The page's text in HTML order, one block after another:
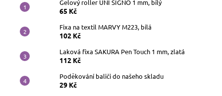
Gelový roller UNI SIGNO 1 mm, bílý
65 Kč
Fixa na textil MARVY M223, bílá
102 Kč
Laková fixa SAKURA Pen Touch 1 mm, zlatá
112 Kč
Poděkování baliči do našeho skladu
29 Kč